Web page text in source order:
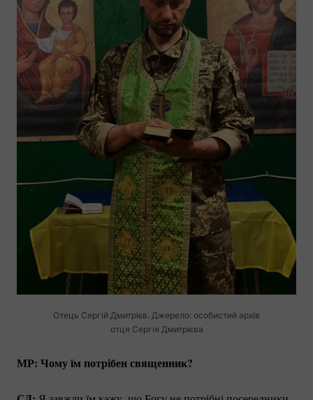
Отець Сергій Дмитрієв. Джерело: особистий архів
отця Сергія Дмитрієва
МР: Чому їм потрібен священник?